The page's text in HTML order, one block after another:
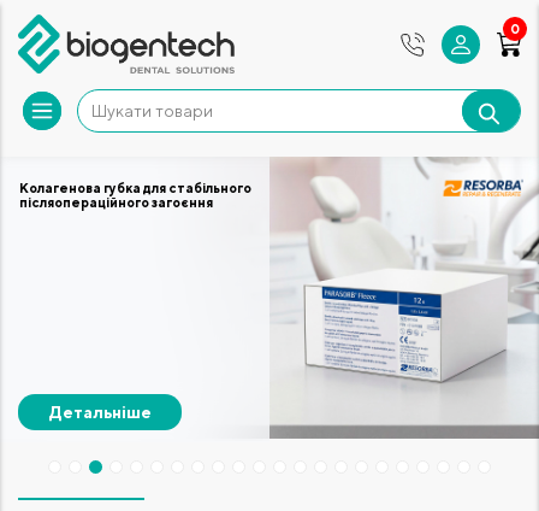
0
Колагенова губка для стабільного
післяопераційного загоєння
Детальніше